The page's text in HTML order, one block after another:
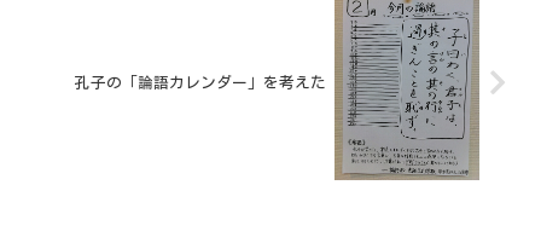
孔子の「論語カレンダー」を考えた